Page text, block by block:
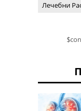
Лечебни